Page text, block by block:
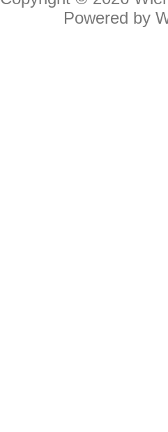
Powered by